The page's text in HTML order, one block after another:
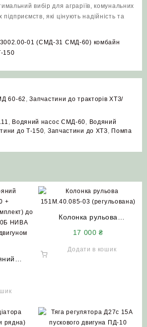
вибір для аграріїв, комунальних
які цінують надійність та
01 (СМД-31 СМД-60) комбайн
150
60-62 ,Запчастини до тракторів ХТЗ/
, Водяний насос СМД-60, Водяний
до Т-150, Запчастини до ХТЗ, Помпа
01
та
ЯМЗ)
Колонка рульова
(регульована) Т-150
Т-17021 Т-17221
17 000₴
Додати в кошик